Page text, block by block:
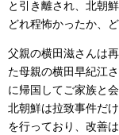
と引き離され、北朝
どれ程怖かったか、
父親の横田滋さんは
た母親の横田早紀江
に帰国してご家族と
北朝鮮は拉致事件だ
を行っており、改善